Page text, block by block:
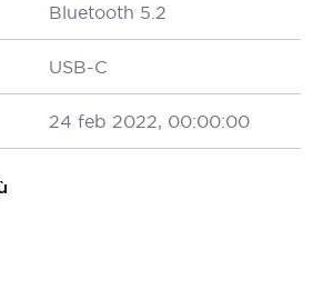
Bluetooth 5.2
USB-C
24 feb 2022, 00:00:00